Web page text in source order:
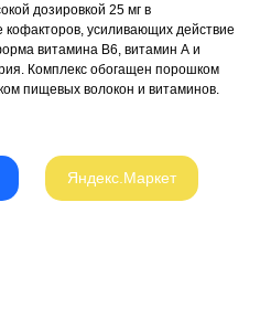
дозировкой 25 мг в
кофакторов, усиливающих действие
витамина В6, витамин А и
Комплекс обогащен порошком
пищевых волокон и витаминов.
Яндекс.Маркет